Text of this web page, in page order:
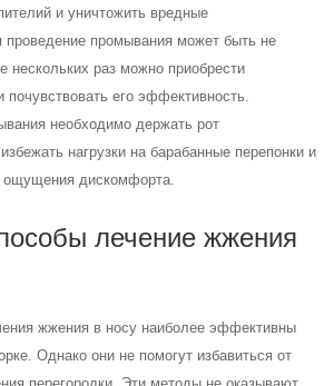
и уничтожить вредные
проведение промывания может быть не
нескольких раз можно приобрести
его эффективность.
необходимо держать рот
нагрузки на барабанные перепонки и
ощущения дискомфорта.
лечение жжения
жжения в носу наиболее эффективны
Однако они не помогут избавиться от